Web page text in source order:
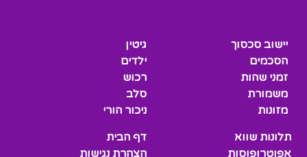
יישוב סכסוך
הסכמים
זמני שהות
משמורת
מזונות
גיטין
ילדים
רכוש
סלב
ניכור הורי
תלונות שווא
אפוטרופוסות
דף הבית
הצהרת נגישות